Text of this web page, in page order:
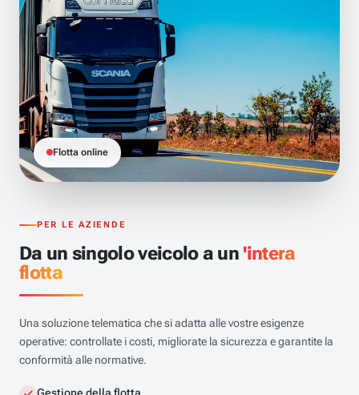
Flotta online
PER LE AZIENDE
Da un singolo veicolo a un 'intera
flotta
Una soluzione telematica che si adatta alle vostre esigenze
operative: controllate i costi, migliorate la sicurezza e garantite la
conformità alle normative.
Gestione della flotta